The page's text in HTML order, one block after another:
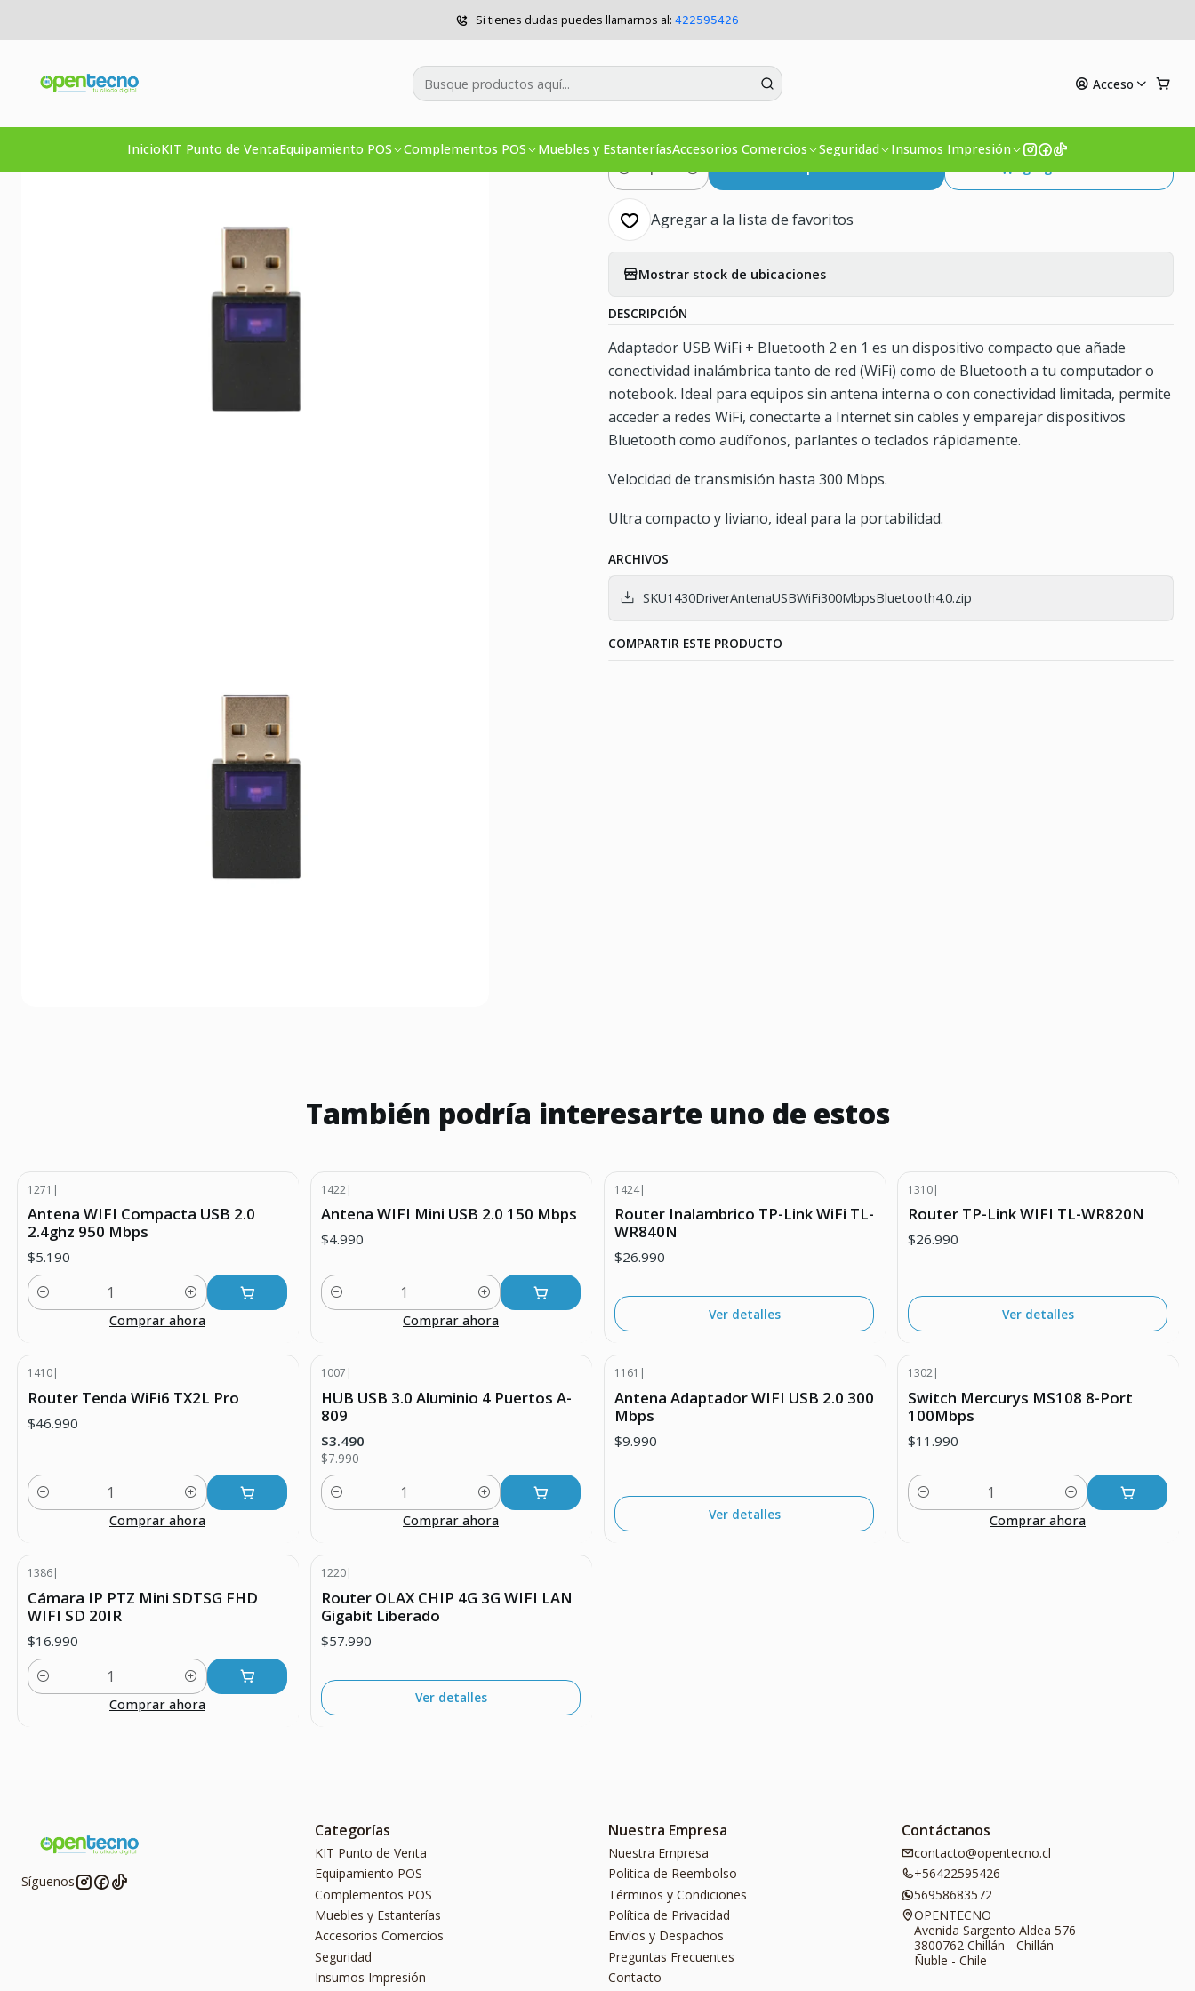
Acceso
InicioKIT Punto de VentaEquipamiento POS Complementos POS Muebles y EstanteríasAccesorios Comercios Seguridad Insumos Impresión
Si tienes dudas puedes llamarnos al: 422595426
Complementos POS Redes Antena USB WiFi 300Mbps Bluetooth 4.0
Antena USB WiFi 300Mbps Bluetooth
4.0
Cantidad
Agregar al Carro
Comprar ahora
Agregar a la lista de favoritos
Mostrar stock de ubicaciones
DESCRIPCIÓN
Adaptador USB WiFi + Bluetooth 2 en 1 es un dispositivo compacto que añade
conectividad inalámbrica tanto de red (WiFi) como de Bluetooth a tu computador o
notebook. Ideal para equipos sin antena interna o con conectividad limitada, permite
acceder a redes WiFi, conectarte a Internet sin cables y emparejar dispositivos
Bluetooth como audífonos, parlantes o teclados rápidamente.
Velocidad de transmisión hasta 300 Mbps.
Ultra compacto y liviano, ideal para la portabilidad.
ARCHIVOS
SKU1430DriverAntenaUSBWiFi300MbpsBluetooth4.0.zip
COMPARTIR ESTE PRODUCTO
También podría interesarte uno de estos
1271 |
Antena WIFI Compacta USB 2.0
2.4ghz 950 Mbps
$5.190
Cantidad
Comprar ahora
1422|
Antena WIFI Mini USB 2.0 150 Mbps
$4.990
Cantidad
Comprar ahora
1424|
Router Inalambrico TP-Link WiFi TL-
WR840N
$26.990
Ver detalles
1310|
Router TP-Link WIFI TL-WR820N
$26.990
Ver detalles
1410|
Router Tenda WiFi6 TX2L Pro
$46.990
Cantidad
Comprar ahora
1007 |
HUB USB 3.0 Aluminio 4 Puertos A-
809
$3.490
$7.990
Cantidad
Comprar ahora
1161 |
Antena Adaptador WIFI USB 2.0 300
Mbps
$9.990
Ver detalles
1302|
Switch Mercurys MS108 8-Port
100Mbps
$11.990
Cantidad
Comprar ahora
1386|
Cámara IP PTZ Mini SDTSG FHD
WIFI SD 20IR
$16.990
Cantidad
Comprar ahora
1220|
Router OLAX CHIP 4G 3G WIFI LAN
Gigabit Liberado
$57.990
Ver detalles
Síguenos
Categorías
KIT Punto de Venta
Equipamiento POS
Complementos POS
Muebles y Estanterías
Accesorios Comercios
Seguridad
Insumos Impresión
Nuestra Empresa
Nuestra Empresa
Politica de Reembolso
Términos y Condiciones
Política de Privacidad
Envíos y Despachos
Preguntas Frecuentes
Contacto
Contáctanos
contacto@opentecno.cl
+56422595426
56958683572
OPENTECNO
Avenida Sargento Aldea 576
3800762 Chillán - Chillán
Ñuble - Chile